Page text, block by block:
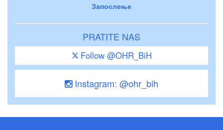
Запослење
PRATITE NAS
Follow @OHR_BiH
Instagram: @ohr_bih